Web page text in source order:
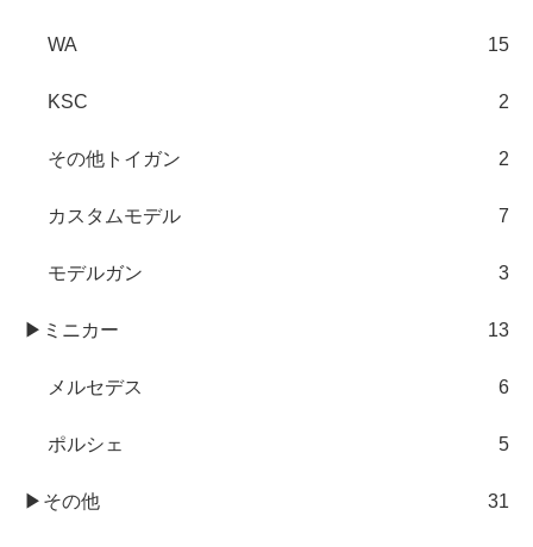
WA 15
KSC 2
その他トイガン 2
カスタムモデル 7
モデルガン 3
▶ミニカー 13
メルセデス 6
ポルシェ 5
▶その他 31